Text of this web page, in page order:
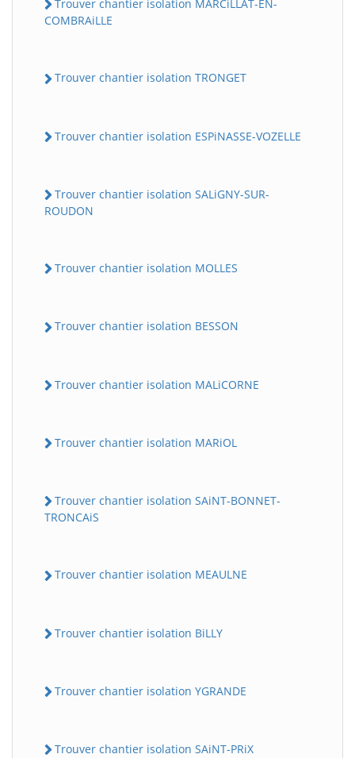
Trouver chantier isolation MARCiLLAT-EN-
COMBRAiLLE
Trouver chantier isolation TRONGET
Trouver chantier isolation ESPiNASSE-VOZELLE
Trouver chantier isolation SALiGNY-SUR-
ROUDON
Trouver chantier isolation MOLLES
Trouver chantier isolation BESSON
Trouver chantier isolation MALiCORNE
Trouver chantier isolation MARiOL
Trouver chantier isolation SAiNT-BONNET-
TRONCAiS
Trouver chantier isolation MEAULNE
Trouver chantier isolation BiLLY
Trouver chantier isolation YGRANDE
Trouver chantier isolation SAiNT-PRiX